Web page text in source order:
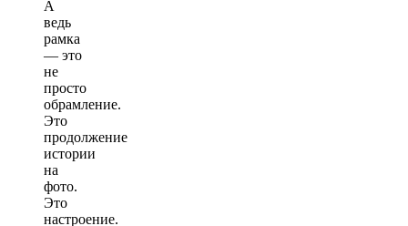
А
ведь
рамка
— это
не
просто
обрамление.
Это
продолжение
истории
на
фото.
Это
настроение.